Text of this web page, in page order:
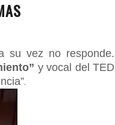
su vez no responde.
y vocal del TED
.